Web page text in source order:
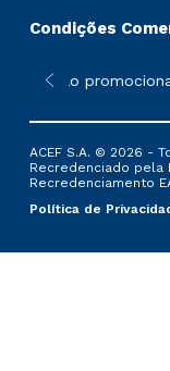
Condições
nos períodos
promocional
ACEF S.A. © 2026 -
Recredenciado pela
Recredenciamento
Política de